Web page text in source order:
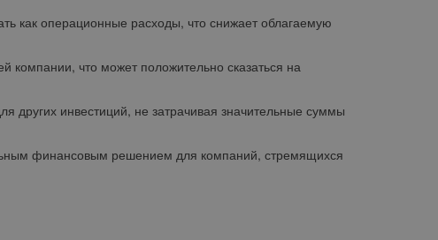
операционные расходы, что снижает облагаемую
что может положительно сказаться на
инвестиций, не затрачивая значительные суммы
финансовым решением для компаний, стремящихся